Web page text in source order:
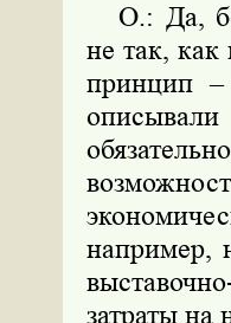
О.: Да,
не так,
принцип –
например,
затраты на